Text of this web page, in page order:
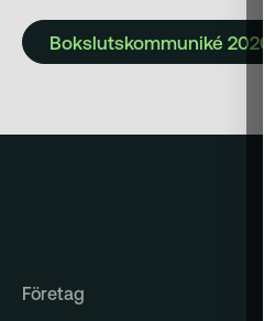
Bokslutskommuniké 2020
Företag